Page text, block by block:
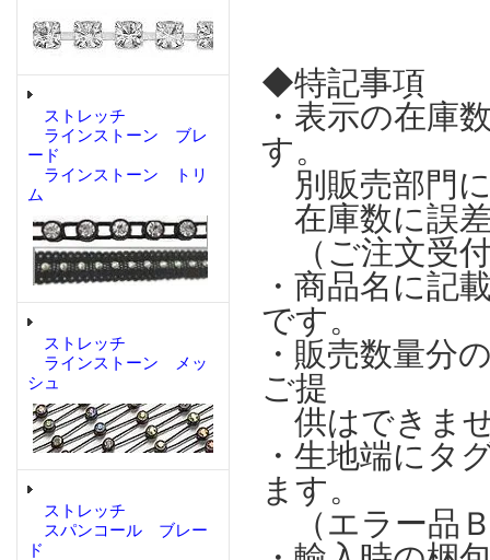
ストレッチ
ラインストーン ブレ
ード
ラインストーン トリ
ム
ストレッチ
ラインストーン メッ
シュ
ストレッチ
スパンコール ブレー
ド
◆特記事項
・表示の在庫
す。
別販売部門
在庫数に誤
（ご注文受
・商品名に記
です。
・販売数量分
ご提
供はできま
・生地端にタ
ます。
（エラー品